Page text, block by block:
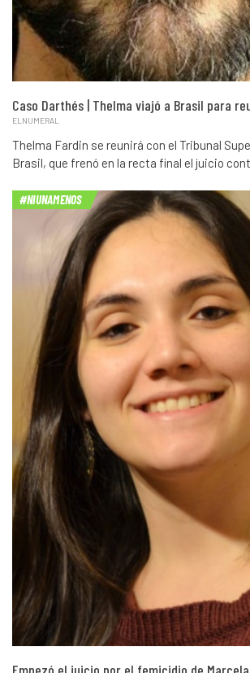
Caso Darthés | Thelma viajó a Brasil para
ELNUMERAL
Thelma Fardin se reunirá con el Tribunal
Brasil, que frenó en la recta final el juicio
#NIUNAMENOS